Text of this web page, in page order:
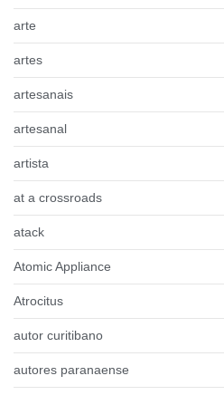
arte
artes
artesanais
artesanal
artista
at a crossroads
atack
Atomic Appliance
Atrocitus
autor curitibano
autores paranaense